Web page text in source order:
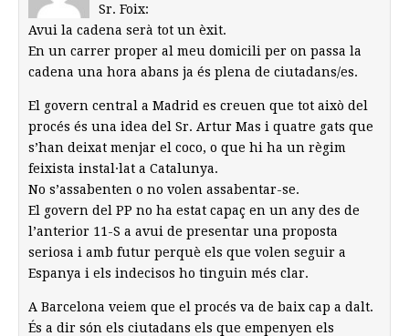
Sr. Foix:
Avui la cadena serà tot un èxit.
En un carrer proper al meu domicili per on passa la
cadena una hora abans ja és plena de ciutadans/es.
El govern central a Madrid es creuen que tot això del
procés és una idea del Sr. Artur Mas i quatre gats que
s’han deixat menjar el coco, o que hi ha un règim
feixista instal·lat a Catalunya.
No s’assabenten o no volen assabentar-se.
El govern del PP no ha estat capaç en un any des de
l’anterior 11-S a avui de presentar una proposta
seriosa i amb futur perquè els que volen seguir a
Espanya i els indecisos ho tinguin més clar.
A Barcelona veiem que el procés va de baix cap a dalt.
És a dir són els ciutadans els que empenyen els